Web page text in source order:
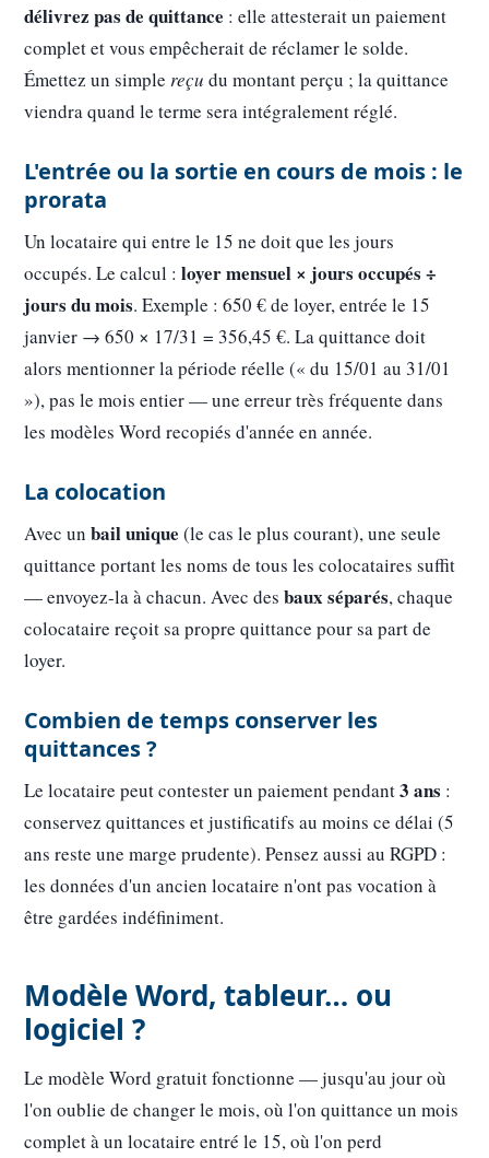
délivrez pas de quittance : elle attesterait un paiement
complet et vous empêcherait de réclamer le solde.
Émettez un simple reçu du montant perçu ; la quittance
viendra quand le terme sera intégralement réglé.
L'entrée ou la sortie en cours de mois : le
prorata
Un locataire qui entre le 15 ne doit que les jours
occupés. Le calcul : loyer mensuel × jours occupés ÷
jours du mois. Exemple : 650 € de loyer, entrée le 15
janvier → 650 × 17/31 = 356,45 €. La quittance doit
alors mentionner la période réelle (« du 15/01 au 31/01
»), pas le mois entier — une erreur très fréquente dans
les modèles Word recopiés d'année en année.
La colocation
Avec un bail unique (le cas le plus courant), une seule
quittance portant les noms de tous les colocataires suffit
— envoyez-la à chacun. Avec des baux séparés, chaque
colocataire reçoit sa propre quittance pour sa part de
loyer.
Combien de temps conserver les
quittances ?
Le locataire peut contester un paiement pendant3 ans :
conservez quittances et justificatifs au moins ce délai (5
ans reste une marge prudente). Pensez aussi au RGPD :
les données d'un ancien locataire n'ont pas vocation à
être gardées indéfiniment.
Modèle Word, tableur… ou
logiciel ?
Le modèle Word gratuit fonctionne — jusqu'au jour où
l'on oublie de changer le mois, où l'on quittance un mois
complet à un locataire entré le 15, où l'on perd